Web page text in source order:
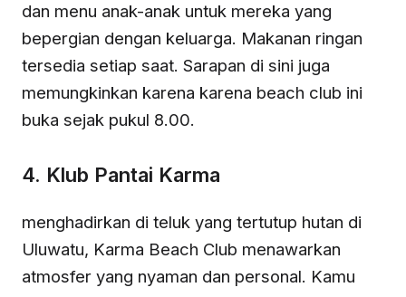
dan menu anak-anak untuk mereka yang
bepergian dengan keluarga. Makanan ringan
tersedia setiap saat. Sarapan di sini juga
memungkinkan karena karena beach club ini
buka sejak pukul 8.00.
4. Klub Pantai Karma
menghadirkan di teluk yang tertutup hutan di
Uluwatu, Karma Beach Club menawarkan
atmosfer yang nyaman dan personal. Kamu